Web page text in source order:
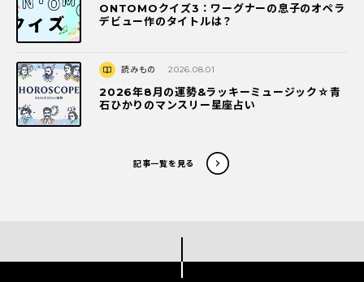
ONTOMOクイズ3：ワーグナーの息子のオペラ
デビュー作のタイトルは？
読みもの 2026.08.01
2026年8月の運勢&ラッキーミュージック☆青
石ひかりのマンスリー星座占い
記事一覧を見る